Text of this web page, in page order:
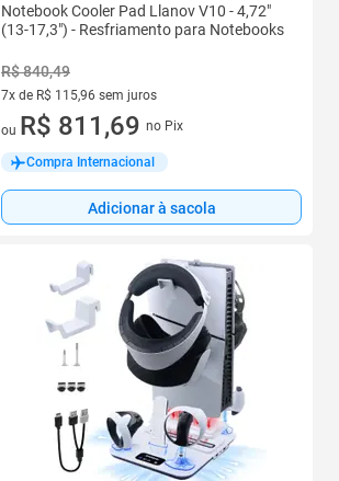
Notebook Cooler Pad Llanov V10 - 4,72"
(13-17,3") - Resfriamento para Notebooks
R$ 840,49
7x de R$ 115,96 sem juros
7 vez de R$ 115,96 sem juros
ou R$ 811,69 no Pix
Compra Internacional
Adicionar à sacola